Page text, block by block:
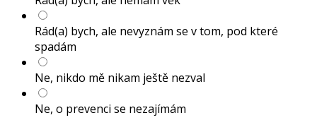
Rád(a) bych, ale nevyznám se v tom, pod které
spadám
Ne, nikdo mě nikam ještě nezval
Ne, o prevenci se nezajímám